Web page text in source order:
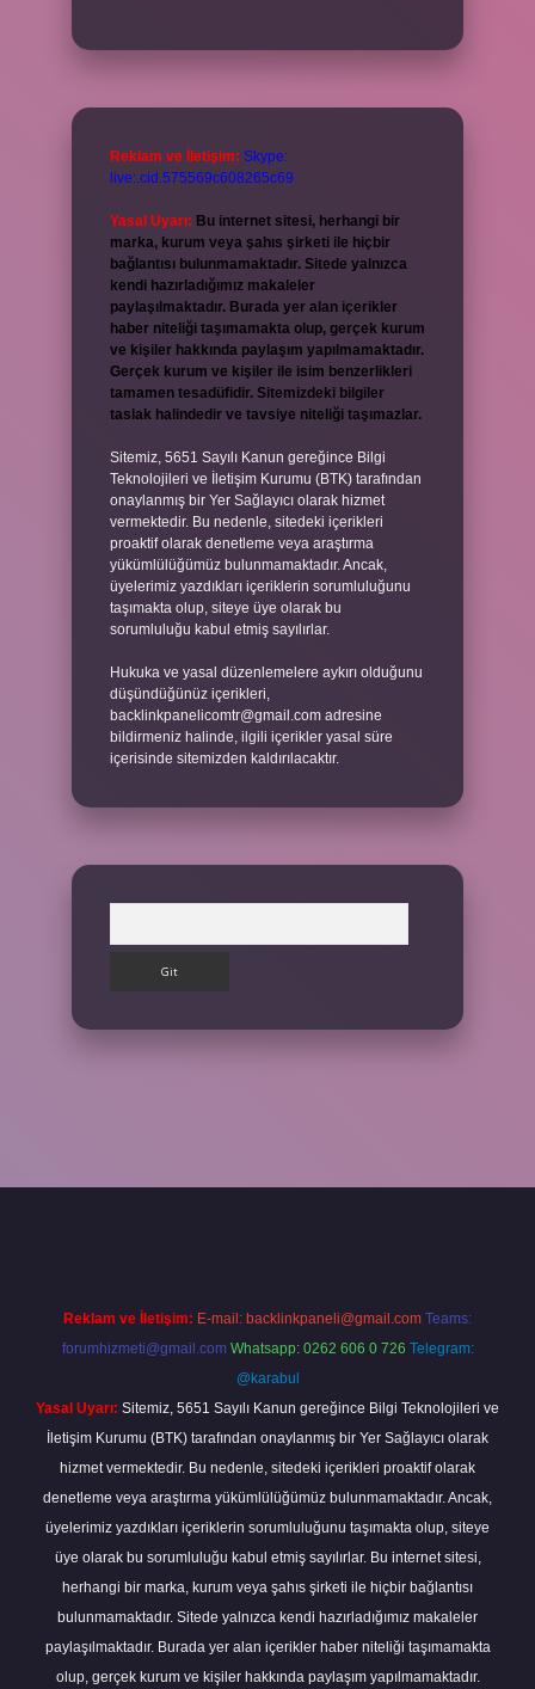
Reklam ve İletişim: Skype:
live:.cid.575569c608265c69
Yasal Uyarı: Bu internet sitesi, herhangi bir
marka, kurum veya şahıs şirketi ile hiçbir
bağlantısı bulunmamaktadır. Sitede yalnızca
kendi hazırladığımız makaleler
paylaşılmaktadır. Burada yer alan içerikler
haber niteliği taşımamakta olup, gerçek kurum
ve kişiler hakkında paylaşım yapılmamaktadır.
Gerçek kurum ve kişiler ile isim benzerlikleri
tamamen tesadüfidir. Sitemizdeki bilgiler
taslak halindedir ve tavsiye niteliği taşımazlar.
Sitemiz, 5651 Sayılı Kanun gereğince Bilgi
Teknolojileri ve İletişim Kurumu (BTK) tarafından
onaylanmış bir Yer Sağlayıcı olarak hizmet
vermektedir. Bu nedenle, sitedeki içerikleri
proaktif olarak denetleme veya araştırma
yükümlülüğümüz bulunmamaktadır. Ancak,
üyelerimiz yazdıkları içeriklerin sorumluluğunu
taşımakta olup, siteye üye olarak bu
sorumluluğu kabul etmiş sayılırlar.
Hukuka ve yasal düzenlemelere aykırı olduğunu
düşündüğünüz içerikleri,
backlinkpanelicomtr@gmail.com adresine
bildirmeniz halinde, ilgili içerikler yasal süre
içerisinde sitemizden kaldırılacaktır.
Reklam ve İletişim: E-mail: backlinkpaneli@gmail.com Teams:
forumhizmeti@gmail.com Whatsapp: 0262 606 0 726 Telegram:
@karabul
Yasal Uyarı: Sitemiz, 5651 Sayılı Kanun gereğince Bilgi Teknolojileri ve
İletişim Kurumu (BTK) tarafından onaylanmış bir Yer Sağlayıcı olarak
hizmet vermektedir. Bu nedenle, sitedeki içerikleri proaktif olarak
denetleme veya araştırma yükümlülüğümüz bulunmamaktadır. Ancak,
üyelerimiz yazdıkları içeriklerin sorumluluğunu taşımakta olup, siteye
üye olarak bu sorumluluğu kabul etmiş sayılırlar. Bu internet sitesi,
herhangi bir marka, kurum veya şahıs şirketi ile hiçbir bağlantısı
bulunmamaktadır. Sitede yalnızca kendi hazırladığımız makaleler
paylaşılmaktadır. Burada yer alan içerikler haber niteliği taşımamakta
olup, gerçek kurum ve kişiler hakkında paylaşım yapılmamaktadır.